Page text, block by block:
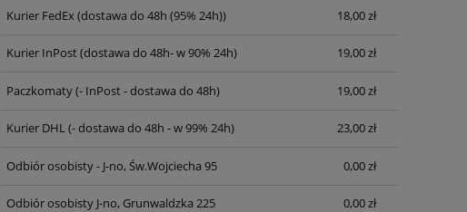
Kurier FedEx(dostawa do 48h (95% 24h)) 18,00 zł
Kurier InPost(dostawa do 48h- w 90% 24h) 19,00 zł
Paczkomaty(- InPost - dostawa do 48h) 19,00 zł
Kurier DHL(- dostawa do 48h - w 99% 24h) 23,00 zł
Odbiór osobisty - J-no, Św.Wojciecha 95 0,00 zł
Odbiór osobisty J-no, Grunwaldzka 225 0,00 zł